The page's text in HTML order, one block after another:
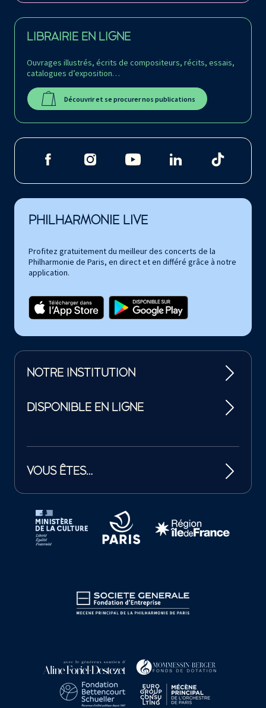
LIBRAIRIE EN LIGNE
Ouvrages illustrés, écrits de compositeurs, récits, essais,
catalogues d’exposition…
Découvrir et se procurer nos publications
PHILHARMONIE LIVE
Profitez gratuitement du meilleur des concerts de la
Philharmonie de Paris, en direct et en différé grâce à notre
application.
NOTRE INSTITUTION
DISPONIBLE EN LIGNE
VOUS ÊTES…
Tutelles et mécènes de la Philharmonie de Paris